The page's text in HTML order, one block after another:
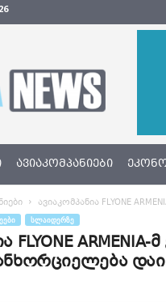
ᲐᲕᲘᲐᲙᲝᲛᲞᲐᲜᲘᲔᲑᲘ
ავიაკომპანია FLYONE
ᲡᲚᲐᲘᲓᲔᲠᲖᲔ
FLYONE